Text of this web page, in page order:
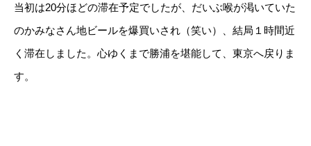
当初は20分ほどの滞在予定でしたが、だいぶ喉が渇いていた
のかみなさん地ビールを爆買いされ（笑い）、結局１時間近
く滞在しました。心ゆくまで勝浦を堪能して、東京へ戻りま
す。